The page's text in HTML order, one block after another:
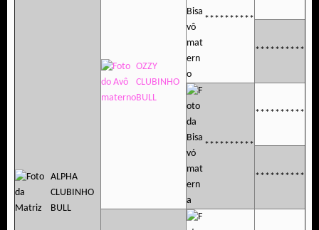
ALPHA
CLUBINHO
BULL
OZZY
CLUBINHO
BULL
**********
**********
**********
**********
**********